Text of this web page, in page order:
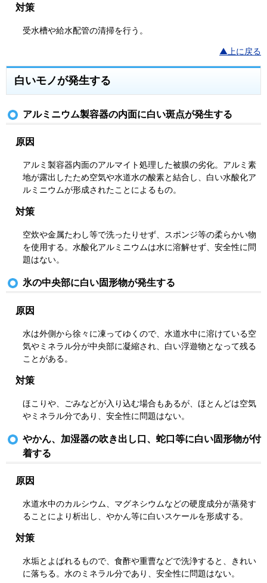
対策
受水槽や給水配管の清掃を行う。
▲上に戻る
白いモノが発生する
アルミニウム製容器の内面に白い斑点が発生する
原因
アルミ製容器内面のアルマイト処理した被膜の劣化。アルミ素
地が露出したため空気や水道水の酸素と結合し、白い水酸化ア
ルミニウムが形成されたことによるもの。
対策
空炊や金属たわし等で洗ったりせず、スポンジ等の柔らかい物
を使用する。水酸化アルミニウムは水に溶解せず、安全性に問
題はない。
氷の中央部に白い固形物が発生する
原因
水は外側から徐々に凍ってゆくので、水道水中に溶けている空
気やミネラル分が中央部に凝縮され、白い浮遊物となって残る
ことがある。
対策
ほこりや、ごみなどが入り込む場合もあるが、ほとんどは空気
やミネラル分であり、安全性に問題はない。
やかん、加湿器の吹き出し口、蛇口等に白い固形物が付
着する
原因
水道水中のカルシウム、マグネシウムなどの硬度成分が蒸発す
ることにより析出し、やかん等に白いスケールを形成する。
対策
水垢とよばれるもので、食酢や重曹などで洗浄すると、きれい
に落ちる。水のミネラル分であり、安全性に問題はない。